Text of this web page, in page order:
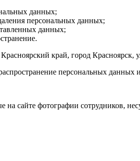
данных;
персональных данных;
данных;
Красноярский край, город
персональных
сайте фотографии сотрудников,